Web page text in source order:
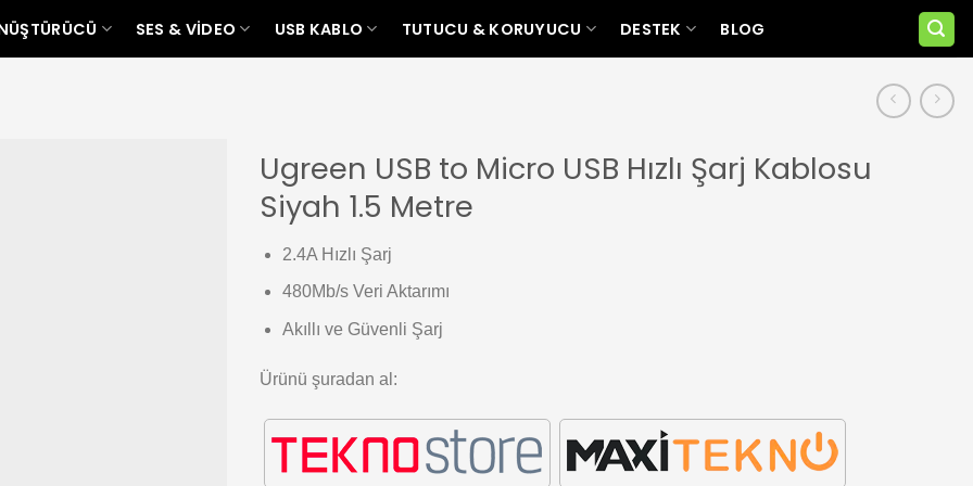
SES & VIDEO USB KABLO TUTUCU & KORUYUCU DESTEK BLOG
Ugreen USB to Micro USB Hızlı Şarj Kablosu
Siyah 1.5 Metre
2.4A Hızlı Şarj
480Mb/s Veri Aktarımı
Akıllı ve Güvenli Şarj
Ürünü şuradan al: